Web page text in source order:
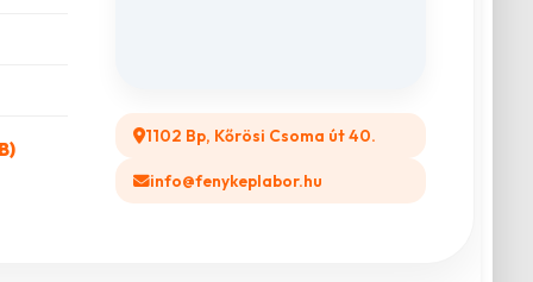
1102 Bp, Kőrösi Csoma út 40.
info@fenykeplabor.hu